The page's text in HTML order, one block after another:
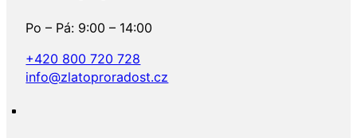
Po – Pá: 9:00 – 14:00
+420 800 720 728
info@zlatoproradost.cz